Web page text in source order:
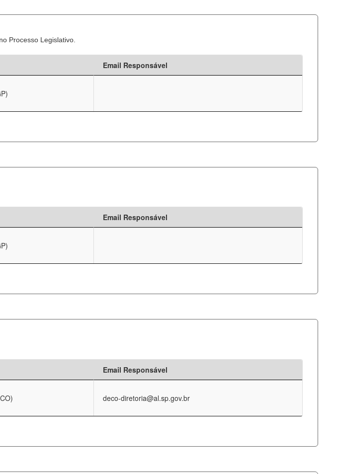
Processo Legislativo.
Email Responsável
Email Responsável
Email Responsável
deco-diretoria@al.sp.gov.br